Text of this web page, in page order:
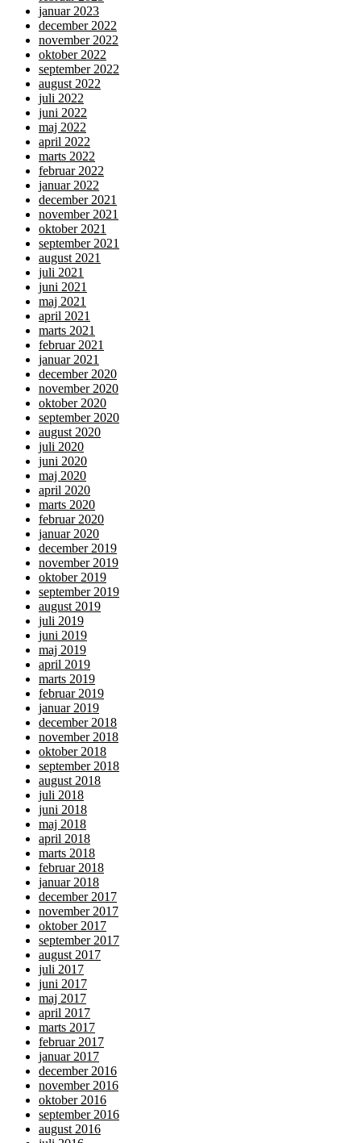
januar 2023
december 2022
november 2022
oktober 2022
september 2022
august 2022
juli 2022
juni 2022
maj 2022
april 2022
marts 2022
februar 2022
januar 2022
december 2021
november 2021
oktober 2021
september 2021
august 2021
juli 2021
juni 2021
maj 2021
april 2021
marts 2021
februar 2021
januar 2021
december 2020
november 2020
oktober 2020
september 2020
august 2020
juli 2020
juni 2020
maj 2020
april 2020
marts 2020
februar 2020
januar 2020
december 2019
november 2019
oktober 2019
september 2019
august 2019
juli 2019
juni 2019
maj 2019
april 2019
marts 2019
februar 2019
januar 2019
december 2018
november 2018
oktober 2018
september 2018
august 2018
juli 2018
juni 2018
maj 2018
april 2018
marts 2018
februar 2018
januar 2018
december 2017
november 2017
oktober 2017
september 2017
august 2017
juli 2017
juni 2017
maj 2017
april 2017
marts 2017
februar 2017
januar 2017
december 2016
november 2016
oktober 2016
september 2016
august 2016